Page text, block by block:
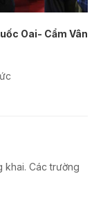
Oai- Cẩm Vân
khai. Các trường